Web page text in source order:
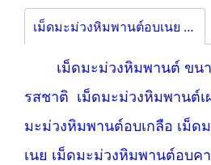
เม็ดมะม่วงหิมพานต์อบเนย ขนาด 180 กรัม
เม็ดมะม่วงหิมพานต์ ขน
รสชาติ เม็ดมะม่วงหิมพานต์เ
มะม่วงหิมพานต์อบเกลือ เม็ด
เนย เม็ดมะม่วงหิมพานต์อบค